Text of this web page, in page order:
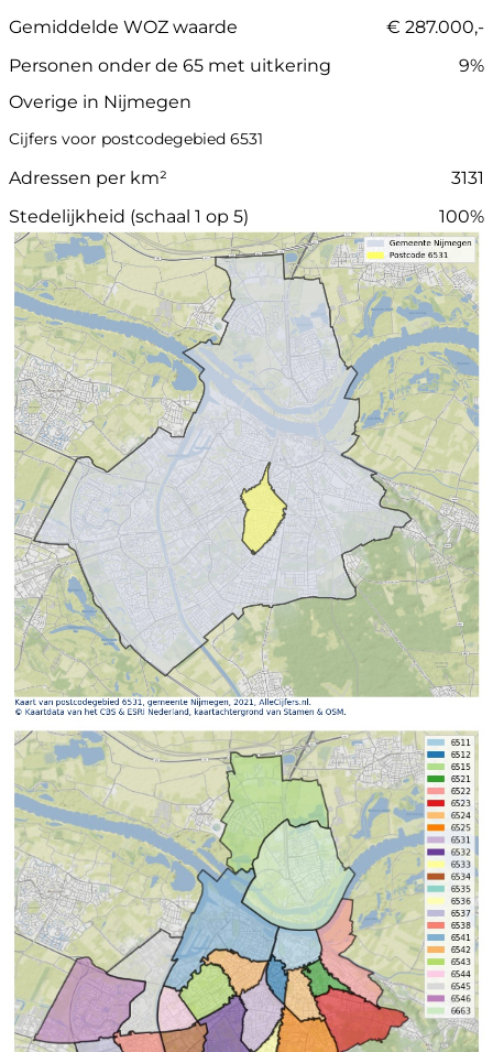
Gemiddelde WOZ waarde
€ 287.000,-
Personen onder de 65 met uitkering
9%
Overige in Nijmegen
Cijfers voor postcodegebied 6531
Adressen per km²
3131
Stedelijkheid (schaal 1 op 5)
100%